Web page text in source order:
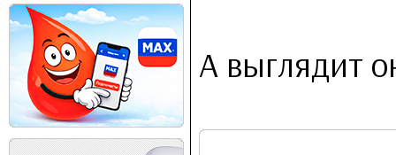
А выглядит